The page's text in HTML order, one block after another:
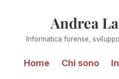
Andrea
Informatica forense,
Home Chi sono